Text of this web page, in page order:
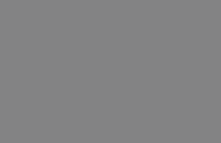
με τον τρόπο
χρήστης